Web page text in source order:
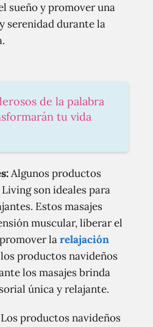
sueño y promover una
serenidad durante la
de la palabra
tu vida
Algunos productos
son ideales para
Estos masajes
muscular, liberar el
larelajación
los productos navideños
los masajes brinda
única y relajante.
Los productos navideños